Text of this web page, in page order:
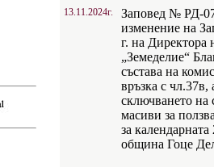
13.11.2024г.
Заповед № РД-
изменение на
г. на Директора
„Земеделие“
състава на
връзка с
сключването на
масиви за
за
община Гоце